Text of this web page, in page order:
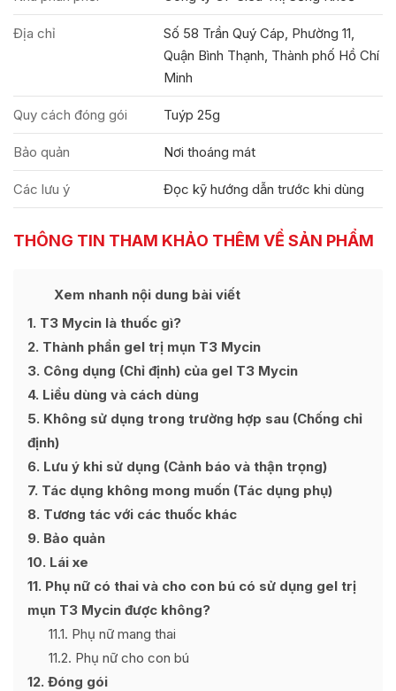
Địa chỉ
Số 58 Trần Quý Cáp, Phường 11,
Quận Bình Thạnh, Thành phố Hồ Chí
Minh
Quy cách đóng gói Tuýp 25g
Bảo quản Nơi thoáng mát
Các lưu ý Đọc kỹ hướng dẫn trước khi dùng
THÔNG TIN THAM KHẢO THÊM VỀ SẢN PHẨM
Xem nhanh nội dung bài viết
Ẩn
1 T3 Mycin là thuốc gì?
2 Thành phần gel trị mụn T3 Mycin
3 Công dụng (Chỉ định) của gel T3 Mycin
4 Liều dùng và cách dùng
5 Không sử dụng trong trường hợp sau (Chống chỉ
định)
6 Lưu ý khi sử dụng (Cảnh báo và thận trọng)
7 Tác dụng không mong muốn (Tác dụng phụ)
8 Tương tác với các thuốc khác
9 Bảo quản
10 Lái xe
11 Phụ nữ có thai và cho con bú có sử dụng gel trị
mụn T3 Mycin được không?
11.1 Phụ nữ mang thai
11.2 Phụ nữ cho con bú
12 Đóng gói